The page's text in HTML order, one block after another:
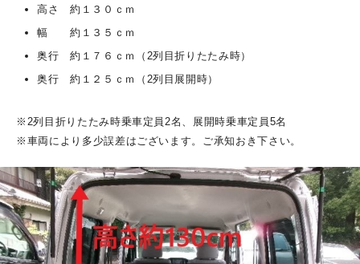
高さ 約１３０ｃｍ
幅 約１３５ｃｍ
奥行 約１７６ｃｍ（2列目折りたたみ時）
奥行 約１２５ｃｍ（2列目展開時）
※2列目折りたたみ時乗車定員2名、展開時乗車定員5名
※車両により多少誤差はございます。ご承知おき下さい。